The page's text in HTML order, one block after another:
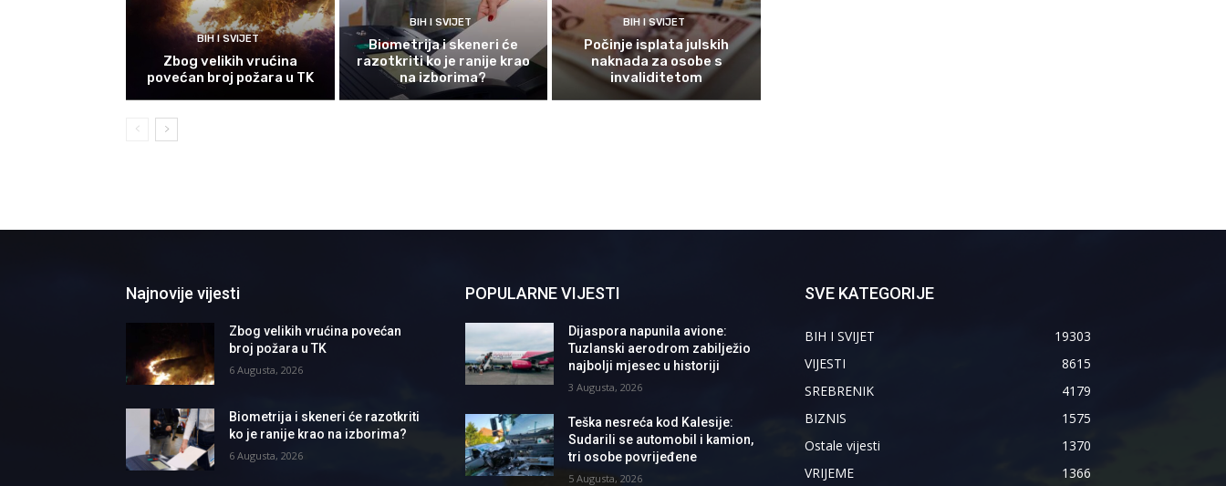
BIH I SVIJET
Zbog velikih vrućina
povećan broj požara u TK
BIH I SVIJET
Biometrija i skeneri će
razotkriti ko je ranije krao
na izborima?
BIH I SVIJET
Počinje isplata julskih
naknada za osobe s
invaliditetom
Najnovije vijesti
Zbog velikih vrućina povećan
broj požara u TK
6 Augusta, 2026
Biometrija i skeneri će razotkriti
ko je ranije krao na izborima?
6 Augusta, 2026
POPULARNE VIJESTI
Dijaspora napunila avione:
Tuzlanski aerodrom zabilježio
najbolji mjesec u historiji
3 Augusta, 2026
Teška nesreća kod Kalesije:
Sudarili se automobil i kamion,
tri osobe povrijeđene
5 Augusta, 2026
SVE KATEGORIJE
BIH I SVIJET
19303
VIJESTI
8615
SREBRENIK
4179
BIZNIS
1575
Ostale vijesti
1370
VRIJEME
1366